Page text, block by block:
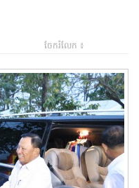
ចែករំលែក ៖